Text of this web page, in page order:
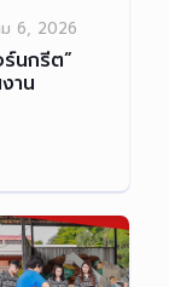
6, 2026
นกรีต”
าน
Read more